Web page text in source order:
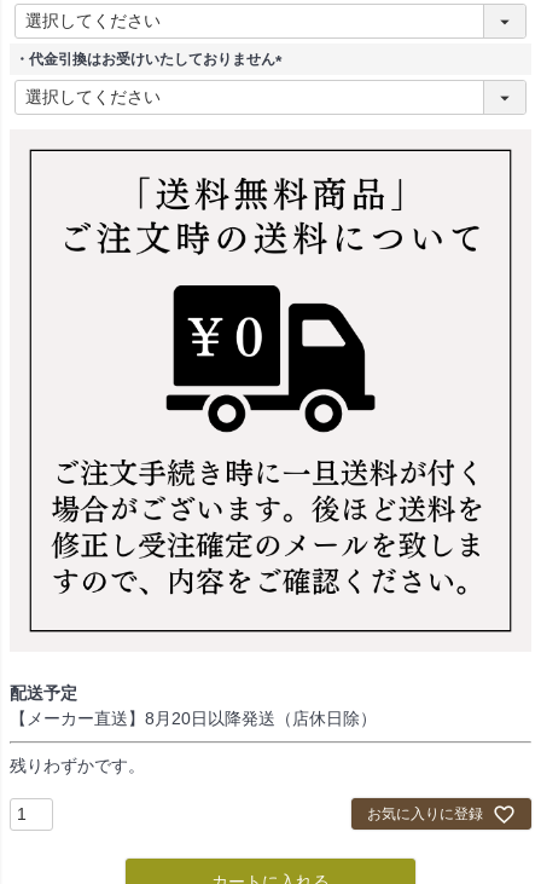
(
・代金引換はお受けいたしておりません
(
)
配送予定
【メーカー直送】8月20日以降発送（店休日除）
残りわずかです。
お気に入りに登録